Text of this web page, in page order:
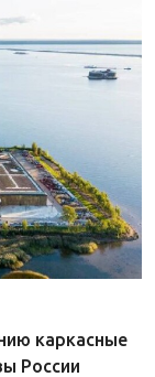
каркасные
России